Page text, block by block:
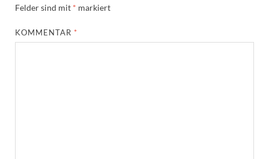
Felder sind mit * markiert
KOMMENTAR *